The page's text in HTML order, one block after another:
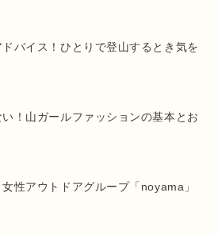
バイス！ひとりで登山するとき気を
！山ガールファッションの基本とお
性アウトドアグループ「noyama」